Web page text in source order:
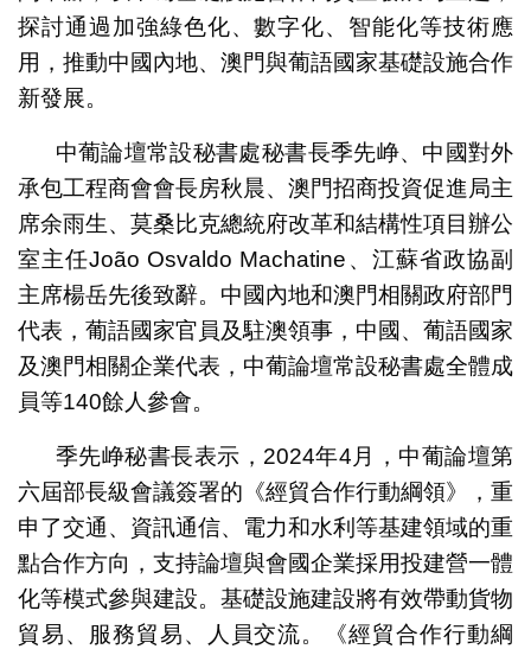
探討通過加強綠色化、數字化、智能化等技術應
用，推動中國內地、澳門與葡語國家基礎設施合作
新發展。
中葡論壇常設秘書處秘書長季先峥、中國對外
承包工程商會會長房秋晨、澳門招商投資促進局主
席余雨生、莫桑比克總統府改革和結構性項目辦公
室主任João Osvaldo Machatine、江蘇省政協副
主席楊岳先後致辭。中國內地和澳門相關政府部門
代表，葡語國家官員及駐澳領事，中國、葡語國家
及澳門相關企業代表，中葡論壇常設秘書處全體成
員等140餘人參會。
季先峥秘書長表示，2024年4月，中葡論壇第
六屆部長級會議簽署的《經貿合作行動綱領》，重
申了交通、資訊通信、電力和水利等基建領域的重
點合作方向，支持論壇與會國企業採用投建營一體
化等模式參與建設。基礎設施建設將有效帶動貨物
貿易、服務貿易、人員交流。《經貿合作行動綱